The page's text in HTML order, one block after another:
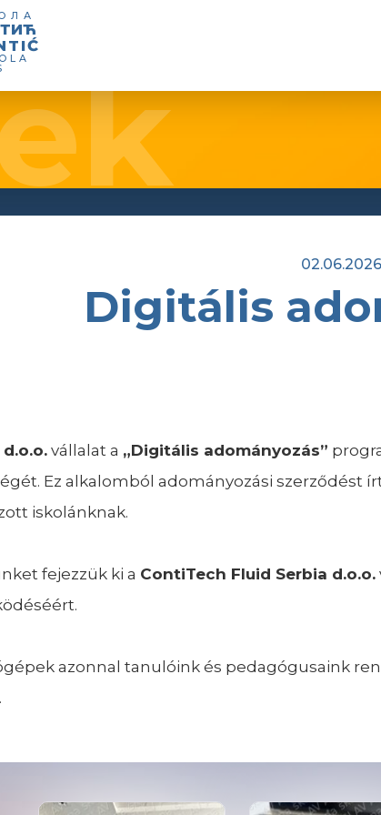
Digitális
vállalat a „Digitális adományozás”
Ez alkalomból adományozási szerződést
iskolánknak.
fejezzük ki a ContiTech Fluid Serbia d.o.o.
azonnal tanulóink és pedagógusaink